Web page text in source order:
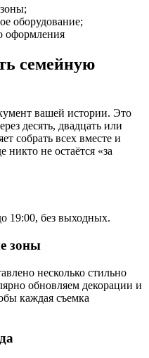
оборудование;
оформления
семейную
вашей истории. Это
десять, двадцать или
собрать всех вместе и
никто не остаётся «за
19:00, без выходных.
зоны
несколько стильно
обновляем декорации и
каждая съемка